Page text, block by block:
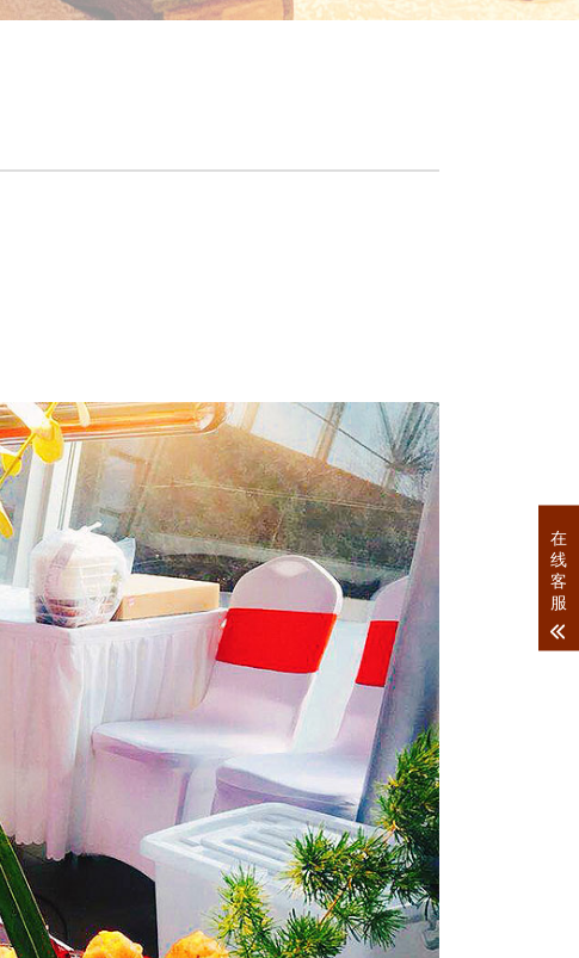
在
线
客
服